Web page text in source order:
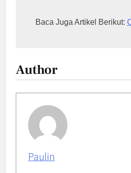
Baca Juga Artikel Berikut:
Author
Paulin